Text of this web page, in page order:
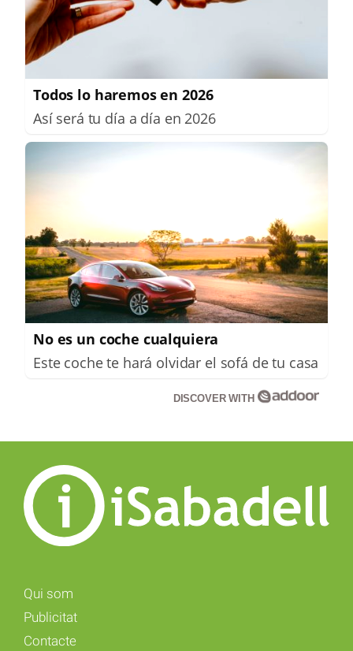
Todos lo haremos en 2026
Así será tu día a día en 2026
No es un coche cualquiera
Este coche te hará olvidar el sofá de tu casa
DISCOVER WITH
Qui som
Publicitat
Contacte